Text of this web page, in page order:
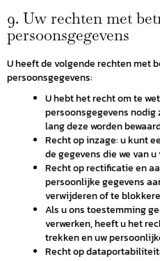
9. Uw rechten met
persoonsgegevens
U heeft de volgende rechten met
persoonsgegevens:
U hebt het recht om te
persoonsgegevens nodig
lang deze worden
Recht op inzage: u kunt
de gegevens die we van u
Recht op rectificatie en
persoonlijke gegevens
verwijderen of te
Als u ons toestemming
verwerken, heeft u het
trekken en uw
Recht op